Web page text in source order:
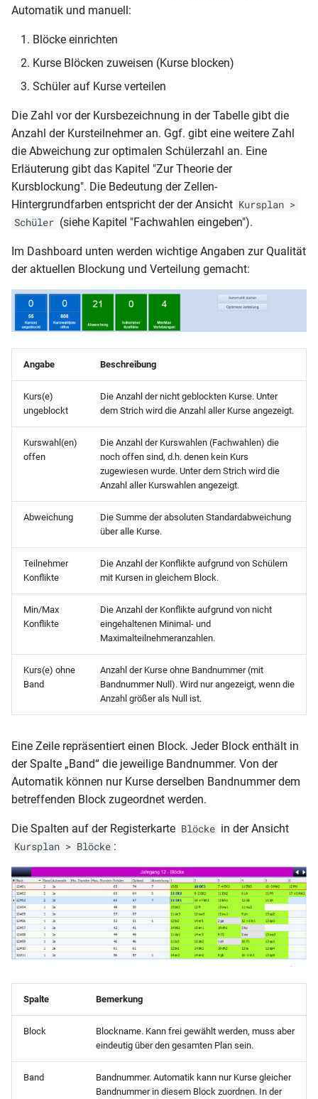
i
l
i
s
i
t
Änderungen 2017
Änderungen 2015
Änderungen 2014 und
Schleswig-Holstein
Termindaten
Die Unterrichtsmatrix
Zeitpräferenzen erfassen
Terminkonflikte behandeln
Raumbelegung festlegen
manuelle Planen
Planungsfenster
Aufsichtspläne erstellen
Übersichten
Mit dem Kalender planen
Schuljahreswechsel
Knowledge Base (FAQ)
Was wird gezeigt?
Knowledge Base (FAQ)
zuweisen
zuweisen
Die Ansicht „Schüler-Blöcke“
Schüler manuell einem Kurs
zuordnen
Kursteilnehmer anzeigen
entfernen
Kursteilnehmern
Alternativkurse zuweisen
Kursteilnehmern einen
weiteren Kurse zuweisen
Kursschnittmengen anzeigen
Gebäudepläne
Knowledge Base (FAQ)
Automatik und manuell:
Blöcke einrichten
Kurse Blöcken zuweisen (Kurse blocken)
Schüler auf Kurse verteilen
Die Zahl vor der Kursbezeichnung in der Tabelle gibt die
Anzahl der Kursteilnehmer an. Ggf. gibt eine weitere Zahl
die Abweichung zur optimalen Schülerzahl an. Eine
Erläuterung gibt das Kapitel "Zur Theorie der
Kursblockung". Die Bedeutung der Zellen-
Hintergrundfarben entspricht der der Ansicht Kursplan >
Schüler (siehe Kapitel "Fachwahlen eingeben").
Im Dashboard unten werden wichtige Angaben zur Qualität
der aktuellen Blockung und Verteilung gemacht:
Angabe Beschreibung
Kurs(e)
ungeblockt
Die Anzahl der nicht geblockten Kurse. Unter
dem Strich wird die Anzahl aller Kurse angezeigt.
Kurswahl(en)
offen
Die Anzahl der Kurswahlen (Fachwahlen) die
noch offen sind, d.h. denen kein Kurs
zugewiesen wurde. Unter dem Strich wird die
Anzahl aller Kurswahlen angezeigt.
Abweichung
Die Summe der absoluten Standardabweichung
über alle Kurse.
Teilnehmer
Konflikte
Die Anzahl der Konflikte aufgrund von Schülern
mit Kursen in gleichem Block.
Min/Max
Konflikte
Die Anzahl der Konflikte aufgrund von nicht
eingehaltenen Minimal- und
Maximalteilnehmeranzahlen.
Kurs(e) ohne
Band
Anzahl der Kurse ohne Bandnummer (mit
Bandnummer Null). Wird nur angezeigt, wenn die
Anzahl größer als Null ist.
Eine Zeile repräsentiert einen Block. Jeder Block enthält in
der Spalte „Band“ die jeweilige Bandnummer. Von der
Automatik können nur Kurse derselben Bandnummer dem
betreffenden Block zugeordnet werden.
Die Spalten auf der Registerkarte Blöcke in der Ansicht
Kursplan > Blöcke :
Spalte Bemerkung
Block
Blockname. Kann frei gewählt werden, muss aber
eindeutig über den gesamten Plan sein.
Band
Bandnummer. Automatik kann nur Kurse gleicher
Bandnummer in diesem Block zuordnen. In der